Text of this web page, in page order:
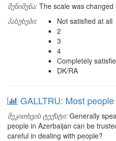
შენიშვნა: The scale was
პასუხები:
Not satisfied at all
2
3
4
Completely
DK/RA
GALLTRU: Most
შეკითხვის ტექსტი: Generally
people in Azerbaijan can be
careful in dealing with people?